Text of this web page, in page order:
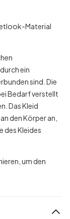
Material
ein
sind. Die
Bedarf verstellt
Das Kleid
den Körper an,
des Kleides
um den